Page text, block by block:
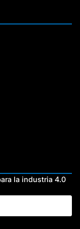
la industria 4.0